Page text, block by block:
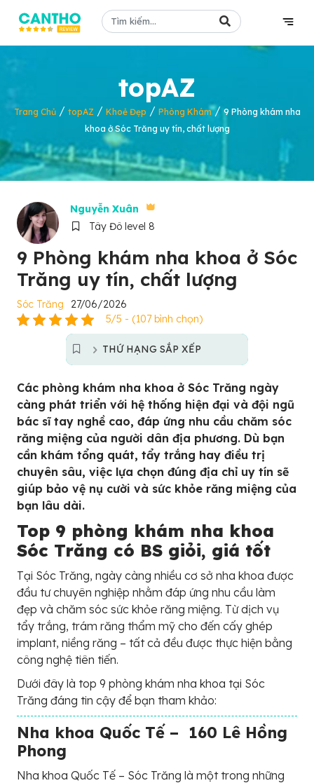
topAZ
Trang Chủ/ topAZ / Khoẻ Đẹp / Phòng Khám/ 9 Phòng khám nha
khoa ở Sóc Trăng uy tín, chất lượng
Nguyễn Xuân
Tây Đô level 8
9 Phòng khám nha khoa ở Sóc
Trăng uy tín, chất lượng
Sóc Trăng
27/06/2026
5/5 - (107 bình chọn)
THỨ HẠNG SẮP XẾP
Các phòng khám nha khoa ở Sóc Trăng ngày
càng phát triển với hệ thống hiện đại và đội ngũ
bác sĩ tay nghề cao, đáp ứng nhu cầu chăm sóc
răng miệng của người dân địa phương. Dù bạn
cần khám tổng quát, tẩy trắng hay điều trị
chuyên sâu, việc lựa chọn đúng địa chỉ uy tín sẽ
giúp bảo vệ nụ cười và sức khỏe răng miệng của
bạn lâu dài.
Top 9 phòng khám nha khoa
Sóc Trăng có BS giỏi, giá tốt
Tại Sóc Trăng, ngày càng nhiều cơ sở nha khoa được
đầu tư chuyên nghiệp nhằm đáp ứng nhu cầu làm
đẹp và chăm sóc sức khỏe răng miệng. Từ dịch vụ
tẩy trắng, trám răng thẩm mỹ cho đến cấy ghép
implant, niềng răng – tất cả đều được thực hiện bằng
công nghệ tiên tiến.
Dưới đây là top 9 phòng khám nha khoa tại Sóc
Trăng đáng tin cậy để bạn tham khảo:
Nha khoa Quốc Tế – 160 Lê Hồng
Phong
Nha khoa Quốc Tế – Sóc Trăng là một trong những